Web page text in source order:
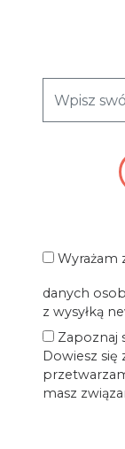
Wyrażam
danych
z wysyłką
Zapoznaj
Dowiesz się
masz